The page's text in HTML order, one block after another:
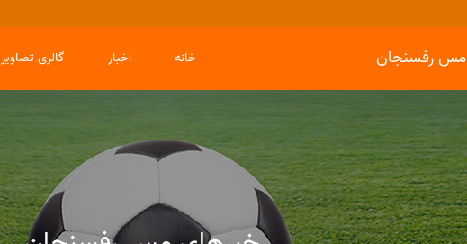
مس رفسنجان گالری تصاویر اخبار خانه